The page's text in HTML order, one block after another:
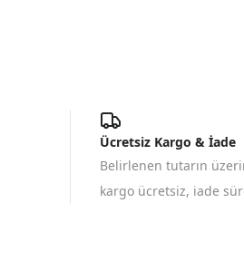
Ücretsiz Kargo & İade
Belirlenen tutarın
kargo ücretsiz, iade